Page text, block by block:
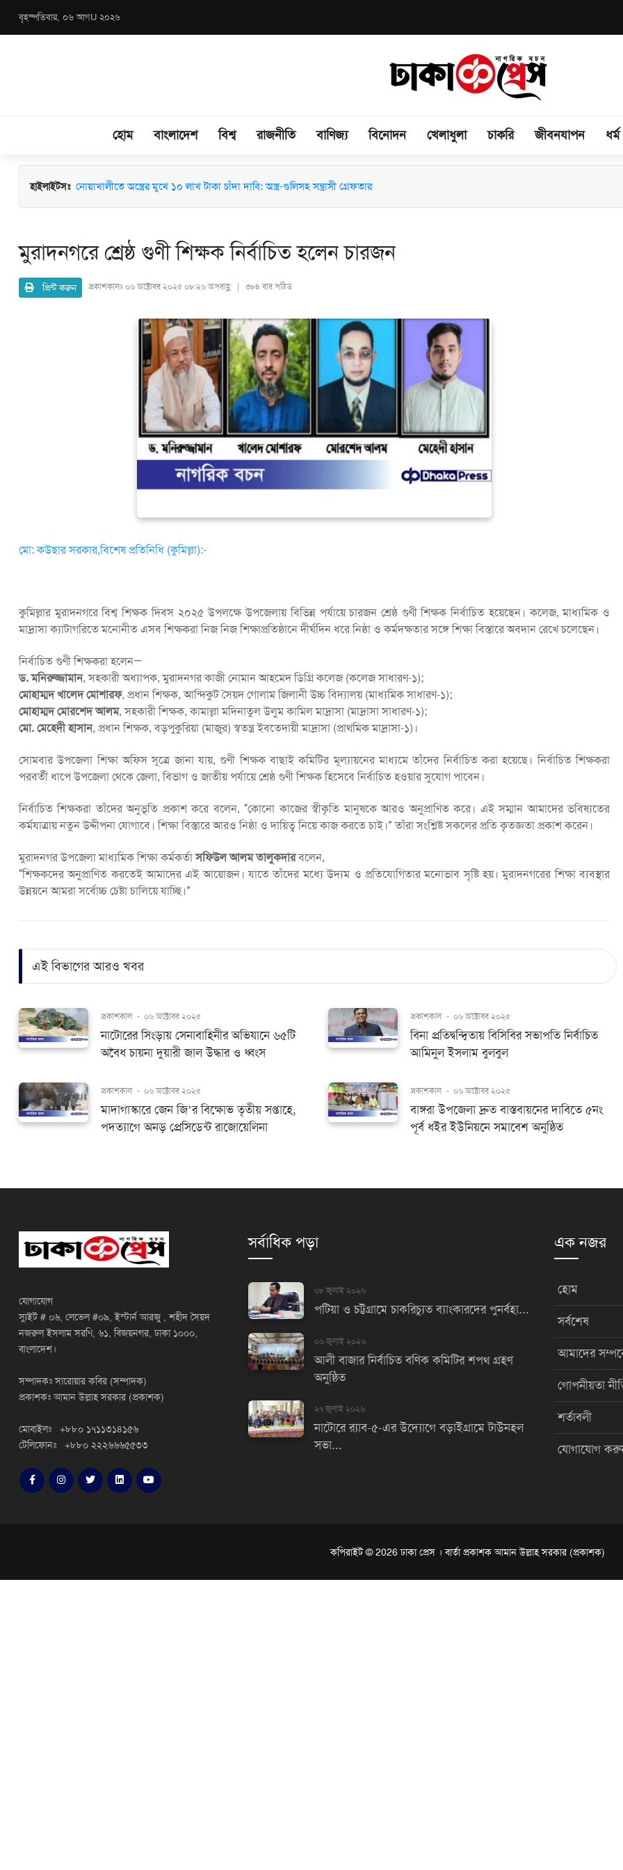
বৃহস্পতিবার, ০৬ আগU ২০২৬
হোম বাংলাদেশ বিশ্ব রাজনীতি বাণিজ্য বিনোদন খেলাধুলা চাকরি জীবনযাপন ধর্ম
হাইলাইটসঃ
নোয়াখালীতে অস্ত্রের মুখে ১০ লাখ টাকা চাঁদা দাবি: অস্ত্র-গুলিসহ সন্ত্রাসী গ্রেফতার
মাধবপুরে জশনে জুলুস ও ঈদে মিলাদুন্নবী (সা.) উদযাপনে মতবিনিময় সভা অনুষ্ঠিত
মুরাদনগরে শ্রেষ্ঠ গুণী শিক্ষক নির্বাচিত হলেন চারজন
প্রিন্ট করুন প্রকাশকালঃ ০৬ অক্টোবর ২০২৫ ০৮:২৬ অপরাহ্ণ | ৩৮৪ বার পঠিত
মো: কউছার সরকার,বিশেষ প্রতিনিধি (কুমিল্লা):-
কুমিল্লার মুরাদনগরে বিশ্ব শিক্ষক দিবস ২০২৫ উপলক্ষে উপজেলায় বিভিন্ন পর্যায়ে চারজন শ্রেষ্ঠ গুণী শিক্ষক নির্বাচিত হয়েছেন। কলেজ, মাধ্যমিক ও
মাদ্রাসা ক্যাটাগরিতে মনোনীত এসব শিক্ষকরা নিজ নিজ শিক্ষাপ্রতিষ্ঠানে দীর্ঘদিন ধরে নিষ্ঠা ও কর্মদক্ষতার সঙ্গে শিক্ষা বিস্তারে অবদান রেখে চলেছেন।
নির্বাচিত গুণী শিক্ষকরা হলেন—
ড. মনিরুজ্জামান, সহকারী অধ্যাপক, মুরাদনগর কাজী নোমান আহমেদ ডিগ্রি কলেজ (কলেজ সাধারণ-১);
মোহাম্মদ খালেদ মোশারফ, প্রধান শিক্ষক, আন্দিকুট সৈয়দ গোলাম জিলানী উচ্চ বিদ্যালয় (মাধ্যমিক সাধারণ-১);
মোহাম্মদ মোরশেদ আলম, সহকারী শিক্ষক, কামাল্লা মদিনাতুল উলুম কামিল মাদ্রাসা (মাদ্রাসা সাধারণ-১);
মো. মেহেদী হাসান, প্রধান শিক্ষক, বড়পুকুরিয়া (মাজুর) স্বতন্ত্র ইবতেদায়ী মাদ্রাসা (প্রাথমিক মাদ্রাসা-১)।
সোমবার উপজেলা শিক্ষা অফিস সূত্রে জানা যায়, গুণী শিক্ষক বাছাই কমিটির মূল্যায়নের মাধ্যমে তাঁদের নির্বাচিত করা হয়েছে। নির্বাচিত শিক্ষকরা
পরবর্তী ধাপে উপজেলা থেকে জেলা, বিভাগ ও জাতীয় পর্যায়ে শ্রেষ্ঠ গুণী শিক্ষক হিসেবে নির্বাচিত হওয়ার সুযোগ পাবেন।
নির্বাচিত শিক্ষকরা তাঁদের অনুভূতি প্রকাশ করে বলেন, “কোনো কাজের স্বীকৃতি মানুষকে আরও অনুপ্রাণিত করে। এই সম্মান আমাদের ভবিষ্যতের
কর্মযাত্রায় নতুন উদ্দীপনা যোগাবে। শিক্ষা বিস্তারে আরও নিষ্ঠা ও দায়িত্ব নিয়ে কাজ করতে চাই।” তাঁরা সংশ্লিষ্ট সকলের প্রতি কৃতজ্ঞতা প্রকাশ করেন।
মুরাদনগর উপজেলা মাধ্যমিক শিক্ষা কর্মকর্তাসফিউল আলম তালুকদারবলেন,
“শিক্ষকদের অনুপ্রাণিত করতেই আমাদের এই আয়োজন। যাতে তাঁদের মধ্যে উদ্যম ও প্রতিযোগিতার মনোভাব সৃষ্টি হয়। মুরাদনগরের শিক্ষা ব্যবস্থার
উন্নয়নে আমরা সর্বোচ্চ চেষ্টা চালিয়ে যাচ্ছি।”
এই বিভাগের আরও খবর
প্রকাশকাল - ০৬ অক্টোবর ২০২৫
নাটোরের সিংড়ায় সেনাবাহিনীর অভিযানে ৬৫টি
অবৈধ চায়না দুয়ারী জাল উদ্ধার ও ধ্বংস
প্রকাশকাল - ০৬ অক্টোবর ২০২৫
বিনা প্রতিদ্বন্দ্বিতায় বিসিবির সভাপতি নির্বাচিত
আমিনুল ইসলাম বুলবুল
প্রকাশকাল - ০৬ অক্টোবর ২০২৫
মাদাগাস্কারে জেন জি’র বিক্ষোভ তৃতীয় সপ্তাহে,
পদত্যাগে অনড় প্রেসিডেন্ট রাজোয়েলিনা
প্রকাশকাল - ০৬ অক্টোবর ২০২৫
বাঙ্গরা উপজেলা দ্রুত বাস্তবায়নের দাবিতে ৫নং
পূর্ব ধ‌ইর ইউনিয়নে সমাবেশ অনুষ্ঠিত
যোগাযোগ
স্যুইট # ০৬, লেভেল #০৯, ইস্টার্ন আরজু , শহীদ সৈয়দ
নজরুল ইসলাম সরণি, ৬১, বিজয়নগর, ঢাকা ১০০০,
বাংলাদেশ।
সম্পাদকঃ সারোয়ার কবির (সম্পাদক)
প্রকাশকঃ আমান উল্লাহ সরকার (প্রকাশক)
মোবাইলঃ +৮৮০ ১৭১১৩১৪১৫৬
টেলিফোনঃ +৮৮০ ২২২৬৬৬৫৫৩৩
সর্বাধিক পড়া
০৮ জুলাই ২০২৬
পটিয়া ও চট্টগ্রামে চাকরিচ্যুত ব্যাংকারদের পুনর্বহা...
০৬ জুলাই ২০২৬
আলী বাজার নির্বাচিত বণিক কমিটির শপথ গ্রহণ
অনুষ্ঠিত
২৭ জুলাই ২০২৬
নাটোরে র‌্যাব-৫-এর উদ্যোগে বড়াইগ্রামে টাউনহল
সভা...
এক নজর
হোম
সর্বশেষ
আমাদের
গোপনীয়তা
শর্তাবলী
যোগাযোগ
কপিরাইট © 2026 ঢাকা প্রেস । বার্তা প্রকাশক আমান উল্লাহ সরকার (প্রকাশক)